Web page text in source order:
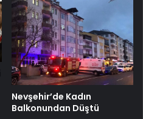
Nevşehir’de Kadın
Balkonundan Düştü